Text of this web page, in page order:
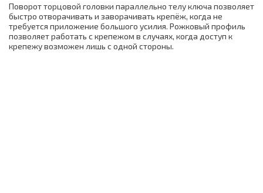
Поворот торцовой головки параллельно телу ключа позволяет
быстро отворачивать и заворачивать крепёж, когда не
требуется приложение большого усилия. Рожковый профиль
позволяет работать с крепежом в случаях, когда доступ к
крепежу возможен лишь с одной стороны.